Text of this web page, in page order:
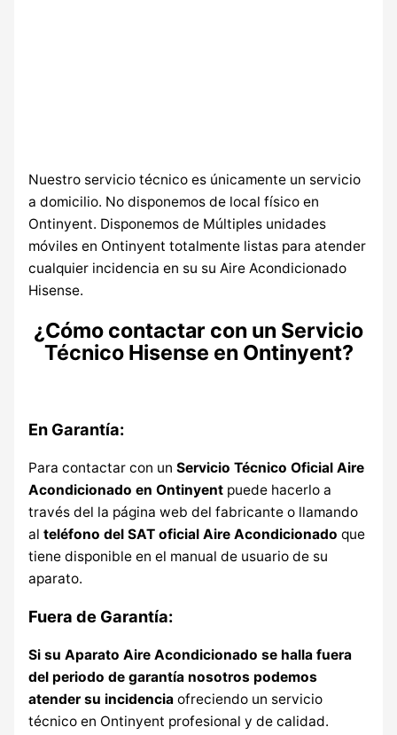
Nuestro servicio técnico es únicamente un servicio
a domicilio. No disponemos de local físico en
Ontinyent. Disponemos de Múltiples unidades
móviles en Ontinyent totalmente listas para atender
cualquier incidencia en su su Aire Acondicionado
Hisense.
¿Cómo contactar con un Servicio
Técnico Hisense en Ontinyent?
En Garantía:
Para contactar con un Servicio Técnico Oficial Aire
Acondicionado en Ontinyentpuede hacerlo a
través del la página web del fabricante o llamando
al teléfono del SAT oficial Aire Acondicionado que
tiene disponible en el manual de usuario de su
aparato.
Fuera de Garantía:
Si su Aparato Aire Acondicionado se halla fuera
del periodo de garantía nosotros podemos
atender su incidenciaofreciendo un servicio
técnico en Ontinyent profesional y de calidad.